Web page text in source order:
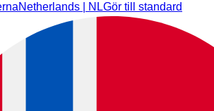
Netherlands | NLGör till standard